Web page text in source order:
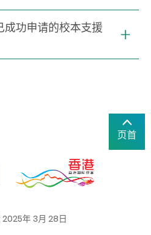
成功申请的校本支援
页首
2025年 3月 28日